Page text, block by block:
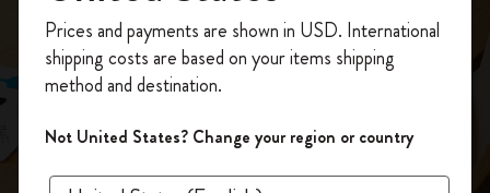
ー：カスタムエデ
ィションコーヒー
ジャーナル
「WELCOME10」を入力すると、初回注
文が10%オフ＋送料無料になります。セ
ール・アウトレット品は適用外。
Moleskineアカウントを作成して限定オフ
ァーや会員特典、さらに多くのインスピ
レーションを手に入れましょう。
Prices and payments are shown in USD. International
shipping costs are based on your items shipping
method and destination.
Not United States? Change your region or country